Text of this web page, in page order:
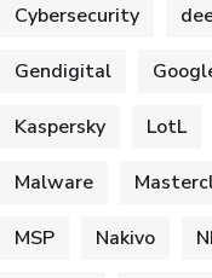
Cybersecurity
Gendigital
Kaspersky LotL
Malware
MSP Nakivo